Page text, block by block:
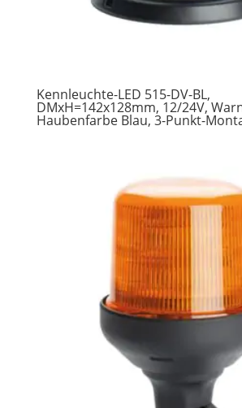
Kennleuchte-LED 515-DV-BL,
DMxH=142x128mm, 12/24V,
Haubenfarbe Blau, 3-Punkt-